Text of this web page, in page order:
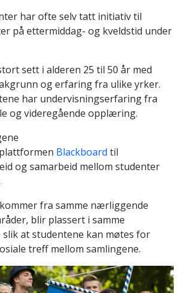
har ofte selv tatt initiativ til
på ettermiddag- og kveldstid under
sett i alderen 25 til 50 år med
og erfaring fra ulike yrker.
har undervisningserfaring fra
og videregående opplæring.
Blackboard til
og samarbeid mellom studenter
fra samme nærliggende
blir plassert i samme
at studentene kan møtes for
treff mellom samlingene.